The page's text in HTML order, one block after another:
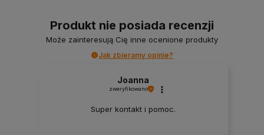
Produkt nie posiada recenzji
Może zainteresują Cię inne ocenione produkty
Jak zbieramy opinie?
Joanna
zweryfikowano
Super kontakt i pomoc.